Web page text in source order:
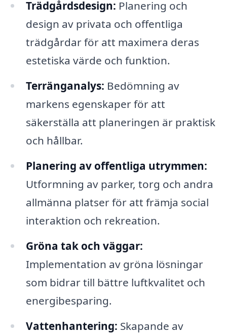
Trädgårdsdesign: Planering och
design av privata och offentliga
trädgårdar för att maximera deras
estetiska värde och funktion.
Terränganalys: Bedömning av
markens egenskaper för att
säkerställa att planeringen är praktisk
och hållbar.
Planering av offentliga utrymmen:
Utformning av parker, torg och andra
allmänna platser för att främja social
interaktion och rekreation.
Gröna tak och väggar:
Implementation av gröna lösningar
som bidrar till bättre luftkvalitet och
energibesparing.
Vattenhantering: Skapande av